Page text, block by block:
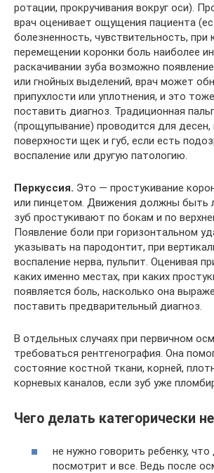
ротации, прокручивания вокруг оси).
врач оценивает ощущения пациента
болезненность, чувствительность, при
перемещении коронки боль наиболее
раскачивании зуба возможно
или гнойных выделений, врач может
припухлости или уплотнения, и это
поставить диагноз. Традиционная
(прощупывание) проводится для десен,
поверхности щек и губ, если есть
воспаление или другую патологию.
Перкуссия. Это — простукивание
или пинцетом. Движения должны быть
зуб простукивают по бокам и по
Появление боли при горизонтальном
указывать на пародонтит, при
воспаление нерва, пульпит. Оценивая
каких именно местах, при каких
появляется боль, насколько она
поставить предварительный диагноз.
В отдельных случаях при первичном
требоваться рентгенография. Она
состояние костной ткани, корней,
корневых каналов, если зуб уже
Чего делать категорически
не нужно говорить ребенку,
посмотрит и все. Ведь после